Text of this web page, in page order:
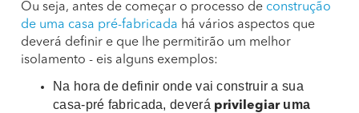
Ou seja, antes de começar o processo de construção
de uma casa pré-fabricada há vários aspectos que
deverá definir e que lhe permitirão um melhor
isolamento - eis alguns exemplos:
Na hora de definir onde vai construir a sua
casa-pré fabricada, deverá privilegiaruma